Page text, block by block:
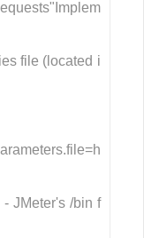
file (located i
- JMeter's /bin f